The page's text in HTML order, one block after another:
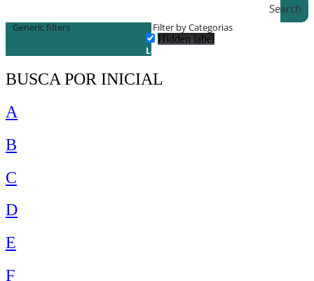
Search
Generic filters Filter by Categorias
Hidden label
Lojas
BUSCA POR INICIAL
A
B
C
D
E
F